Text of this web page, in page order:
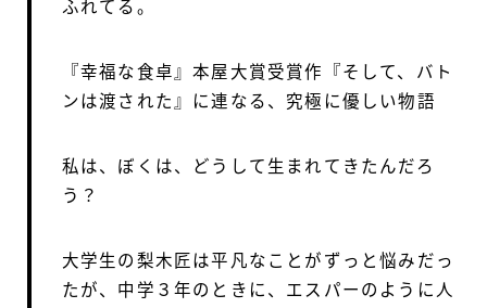
ふれてる。
『幸福な食卓』本屋大賞受賞作『そして、バト
ンは渡された』に連なる、究極に優しい物語
私は、ぼくは、どうして生まれてきたんだろ
う？
大学生の梨木匠は平凡なことがずっと悩みだっ
たが、中学３年のときに、エスパーのように人